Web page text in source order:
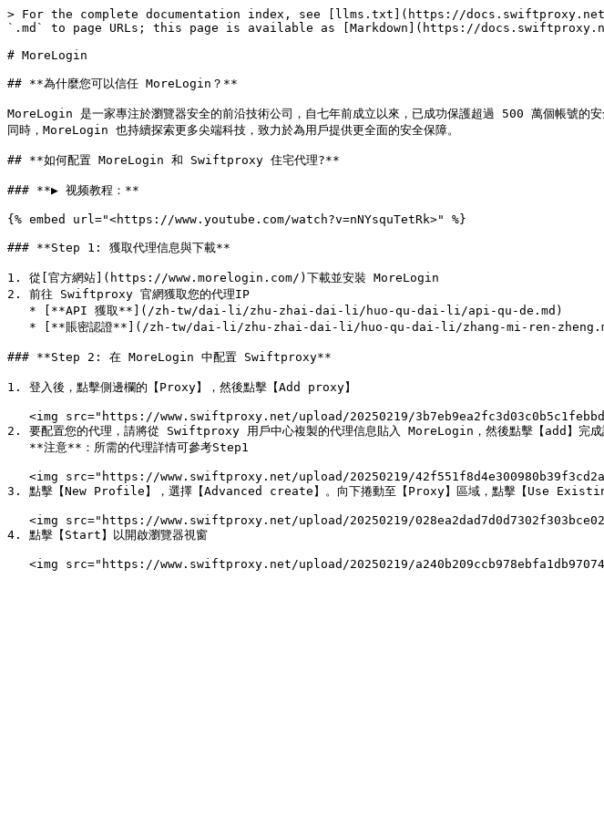
> For the complete documentation index, see [llms.txt](https://
`.md` to page URLs; this page is available as [Markdown](https://
# MoreLogin
## **為什麼您可以信任 MoreLogin？**
MoreLogin 是一家專注於瀏覽器安全的前沿技術公司，自七年前成立以來，已成功保護超過 500 萬個帳號
同時，MoreLogin 也持續探索更多尖端科技，致力於為用戶提供更全面的安全保障。
## **如何配置 MoreLogin 和 Swiftproxy 住宅代理?**
### **▶️ 视频教程：**
{% embed url="<https://www.youtube.com/watch?v=nNYsquTetRk>" %}
### **Step 1: 獲取代理信息與下載**
1. 從[官方網站](https://www.morelogin.com/)下載並安裝 MoreLogin
2. 前往 Swiftproxy 官網獲取您的代理IP
### **Step 2: 在 MoreLogin 中配置 Swiftproxy**
1. 登入後，點擊側邊欄的【Proxy】，然後點擊【Add proxy】
2. 要配置您的代理，請將從 Swiftproxy 用戶中心複製的代理信息貼入 MoreLogin，然後點擊【add】完
3. 點擊【New Profile】，選擇【Advanced create】。向下捲動至【Proxy】區域，點擊【Use
4. 點擊【Start】以開啟瀏覽器視窗